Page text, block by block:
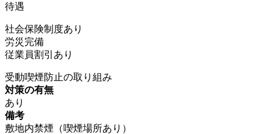
待遇
社会保険制度あり
労災完備
従業員割引あり
受動喫煙防止の取り組み
対策の有無
あり
備考
敷地内禁煙（喫煙場所あり）